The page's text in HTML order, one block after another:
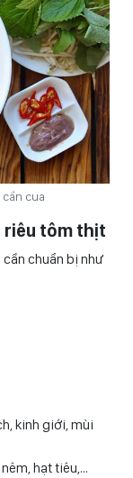
cua
riêu tôm thịt
chuẩn bị như
kinh giới, mùi
hạt tiêu,…